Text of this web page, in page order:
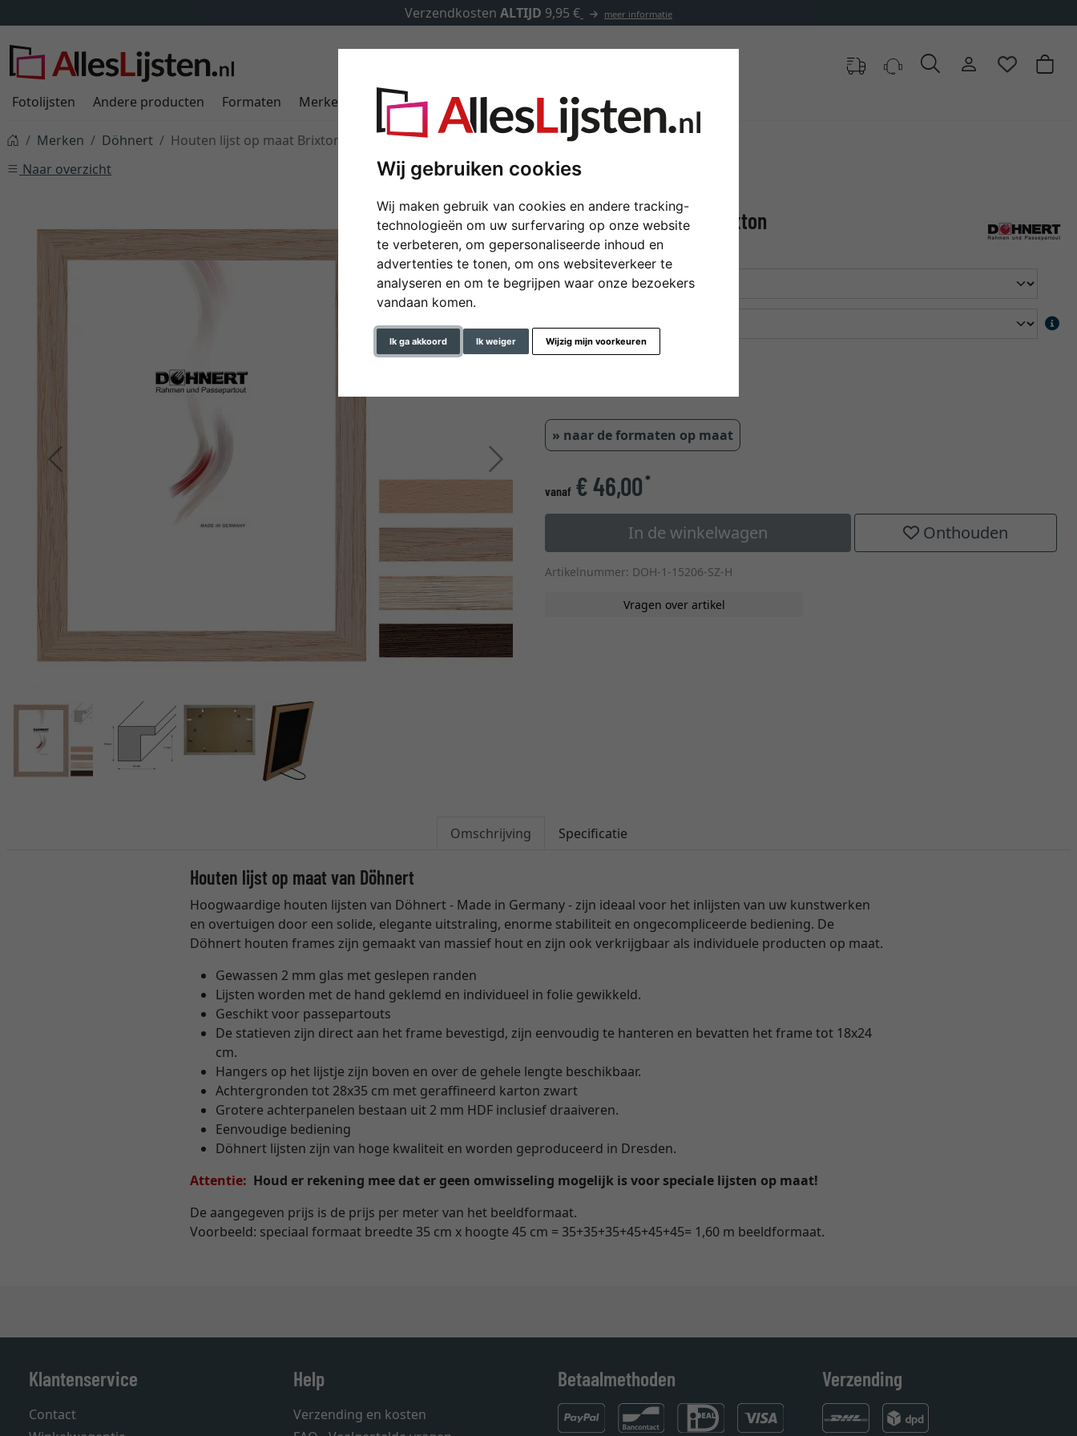
Wij gebruiken cookies
Wij maken gebruik van cookies en andere tracking-
technologieën om uw surfervaring op onze website
te verbeteren, om gepersonaliseerde inhoud en
advertenties te tonen, om ons websiteverkeer te
analyseren en om te begrijpen waar onze bezoekers
vandaan komen.
Ik ga akkoord Ik weiger Wijzig mijn voorkeuren
Verzendkosten ALTIJD 9,95 € meer informatie
Fotolijsten Andere producten Formaten Merken Lijsten op maat Passe-partouts Toebehoren
Merken Döhnert
Houten lijst op maat Brixton
Naar overzicht
Terug Verder
Houten lijst op maat Brixton
kleur
glastype
» naar de formaten op maat
vanaf € 46,00*
In de winkelwagen Onthouden
Artikelnummer: DOH-1-15206-SZ-H
Vragen over artikel
Omschrijving Specificatie
Houten lijst op maat van Döhnert
Hoogwaardige houten lijsten van Döhnert - Made in Germany - zijn ideaal voor het inlijsten van uw kunstwerken
en overtuigen door een solide, elegante uitstraling, enorme stabiliteit en ongecompliceerde bediening. De
Döhnert houten frames zijn gemaakt van massief hout en zijn ook verkrijgbaar als individuele producten op maat.
Gewassen 2 mm glas met geslepen randen
Lijsten worden met de hand geklemd en individueel in folie gewikkeld.
Geschikt voor passepartouts
De statieven zijn direct aan het frame bevestigd, zijn eenvoudig te hanteren en bevatten het frame tot 18x24
cm.
Hangers op het lijstje zijn boven en over de gehele lengte beschikbaar.
Achtergronden tot 28x35 cm met geraffineerd karton zwart
Grotere achterpanelen bestaan uit 2 mm HDF inclusief draaiveren.
Eenvoudige bediening
Döhnert lijsten zijn van hoge kwaliteit en worden geproduceerd in Dresden.
Attentie: Houd er rekening mee dat er geen omwisseling mogelijk is voor speciale lijsten op maat!
De aangegeven prijs is de prijs per meter van het beeldformaat.
Voorbeeld: speciaal formaat breedte 35 cm x hoogte 45 cm = 35+35+35+45+45+45= 1,60 m beeldformaat.
Klantenservice
Contact
Help
Verzending en kosten
Betaalmethoden Verzending